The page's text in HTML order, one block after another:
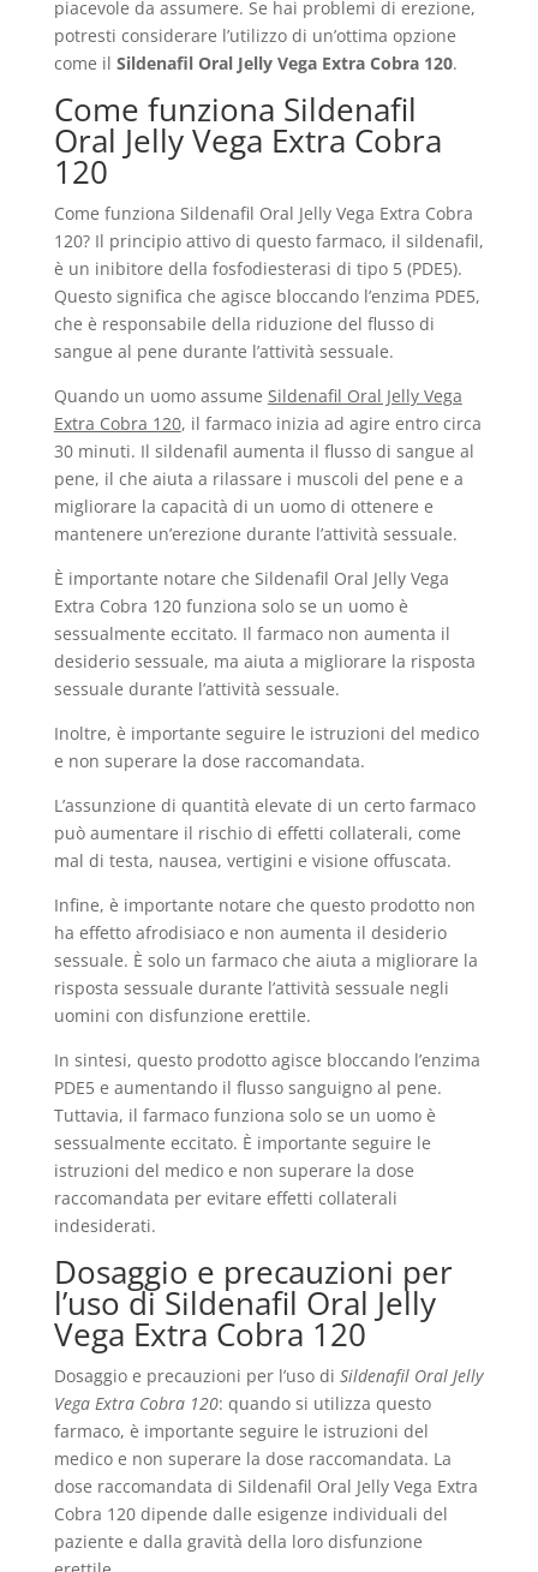
piacevole da assumere. Se hai problemi di erezione,
potresti considerare l’utilizzo di un’ottima opzione
come il Sildenafil Oral Jelly Vega Extra Cobra 120.
Come funziona Sildenafil
Oral Jelly Vega Extra Cobra
120
Come funziona Sildenafil Oral Jelly Vega Extra Cobra
120? Il principio attivo di questo farmaco, il sildenafil,
è un inibitore della fosfodiesterasi di tipo 5 (PDE5).
Questo significa che agisce bloccando l’enzima PDE5,
che è responsabile della riduzione del flusso di
sangue al pene durante l’attività sessuale.
Quando un uomo assume Sildenafil Oral Jelly Vega
Extra Cobra 120, il farmaco inizia ad agire entro circa
30 minuti. Il sildenafil aumenta il flusso di sangue al
pene, il che aiuta a rilassare i muscoli del pene e a
migliorare la capacità di un uomo di ottenere e
mantenere un’erezione durante l’attività sessuale.
È importante notare che Sildenafil Oral Jelly Vega
Extra Cobra 120 funziona solo se un uomo è
sessualmente eccitato. Il farmaco non aumenta il
desiderio sessuale, ma aiuta a migliorare la risposta
sessuale durante l’attività sessuale.
Inoltre, è importante seguire le istruzioni del medico
e non superare la dose raccomandata.
L’assunzione di quantità elevate di un certo farmaco
può aumentare il rischio di effetti collaterali, come
mal di testa, nausea, vertigini e visione offuscata.
Infine, è importante notare che questo prodotto non
ha effetto afrodisiaco e non aumenta il desiderio
sessuale. È solo un farmaco che aiuta a migliorare la
risposta sessuale durante l’attività sessuale negli
uomini con disfunzione erettile.
In sintesi, questo prodotto agisce bloccando l’enzima
PDE5 e aumentando il flusso sanguigno al pene.
Tuttavia, il farmaco funziona solo se un uomo è
sessualmente eccitato. È importante seguire le
istruzioni del medico e non superare la dose
raccomandata per evitare effetti collaterali
indesiderati.
Dosaggio e precauzioni per
l’uso di Sildenafil Oral Jelly
Vega Extra Cobra 120
Dosaggio e precauzioni per l’uso di Sildenafil Oral Jelly
Vega Extra Cobra 120: quando si utilizza questo
farmaco, è importante seguire le istruzioni del
medico e non superare la dose raccomandata. La
dose raccomandata di Sildenafil Oral Jelly Vega Extra
Cobra 120 dipende dalle esigenze individuali del
paziente e dalla gravità della loro disfunzione